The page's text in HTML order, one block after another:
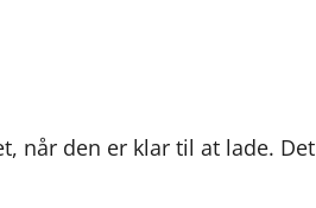
når den er klar til at lade. Det